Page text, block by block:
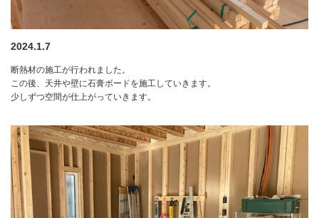
2024.1.7
断熱材の施工が行われました。
この後、天井や壁に石膏ボードを施工していきます。
少しずつ空間が仕上がっていきます。